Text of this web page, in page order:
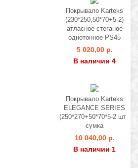
Покрывало Karteks
(230*250,50*70+5-2)
атласное стеганое
однотонное PS45
5 020,00 р.
В наличии 4
Покрывало Karteks
ELEGANCE SERIES
(250*270+50*70*5-2 шт.)
сумка
10 040,00 р.
В наличии 1